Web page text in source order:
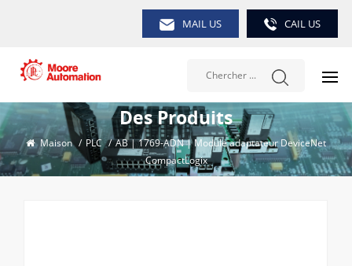
MAIL US CAIL US
Des Produits
Maison / PLC / AB | 1769-ADN | Module adaptateur DeviceNet
CompactLogix